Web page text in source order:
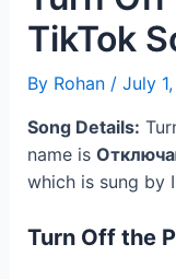
TikTok
By Rohan / July
Song Details:
name is
which is sung by
Turn Off the